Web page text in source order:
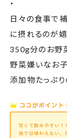
・
日々の食事で
に摂れるのが
350g分のお野
野菜嫌いなお
添加物たっぷり